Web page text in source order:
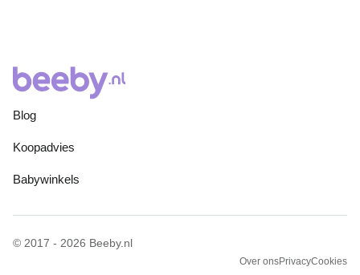
Blog
Koopadvies
Babywinkels
© 2017 - 2026 Beeby.nl
Over onsPrivacyCookies